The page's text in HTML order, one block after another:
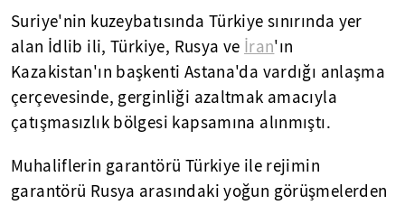
Suriye'nin kuzeybatısında Türkiye sınırında yer
alan İdlib ili, Türkiye, Rusya ve İran'ın
Kazakistan'ın başkenti Astana'da vardığı anlaşma
çerçevesinde, gerginliği azaltmak amacıyla
çatışmasızlık bölgesi kapsamına alınmıştı.
Muhaliflerin garantörü Türkiye ile rejimin
garantörü Rusya arasındaki yoğun görüşmelerden